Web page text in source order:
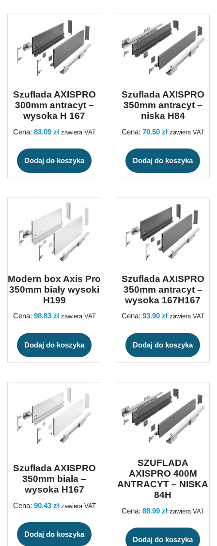
Szuflada AXISPRO
300mm antracyt –
wysoka H 167
Cena: 83.09 zł zawiera VAT
Dodaj do koszyka
Szuflada AXISPRO
350mm antracyt –
niska H84
Cena: 70.50 zł zawiera VAT
Dodaj do koszyka
Modern box Axis Pro
350mm biały wysoki
H199
Cena: 98.83 zł zawiera VAT
Dodaj do koszyka
Szuflada AXISPRO
350mm antracyt –
wysoka 167H167
Cena: 93.90 zł zawiera VAT
Dodaj do koszyka
Szuflada AXISPRO
350mm biała –
wysoka H167
Cena: 90.43 zł zawiera VAT
Dodaj do koszyka
SZUFLADA
AXISPRO 400M
ANTRACYT – NISKA
84H
Cena: 88.99 zł zawiera VAT
Dodaj do koszyka